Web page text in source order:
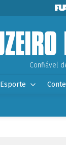
Confiável
Esporte